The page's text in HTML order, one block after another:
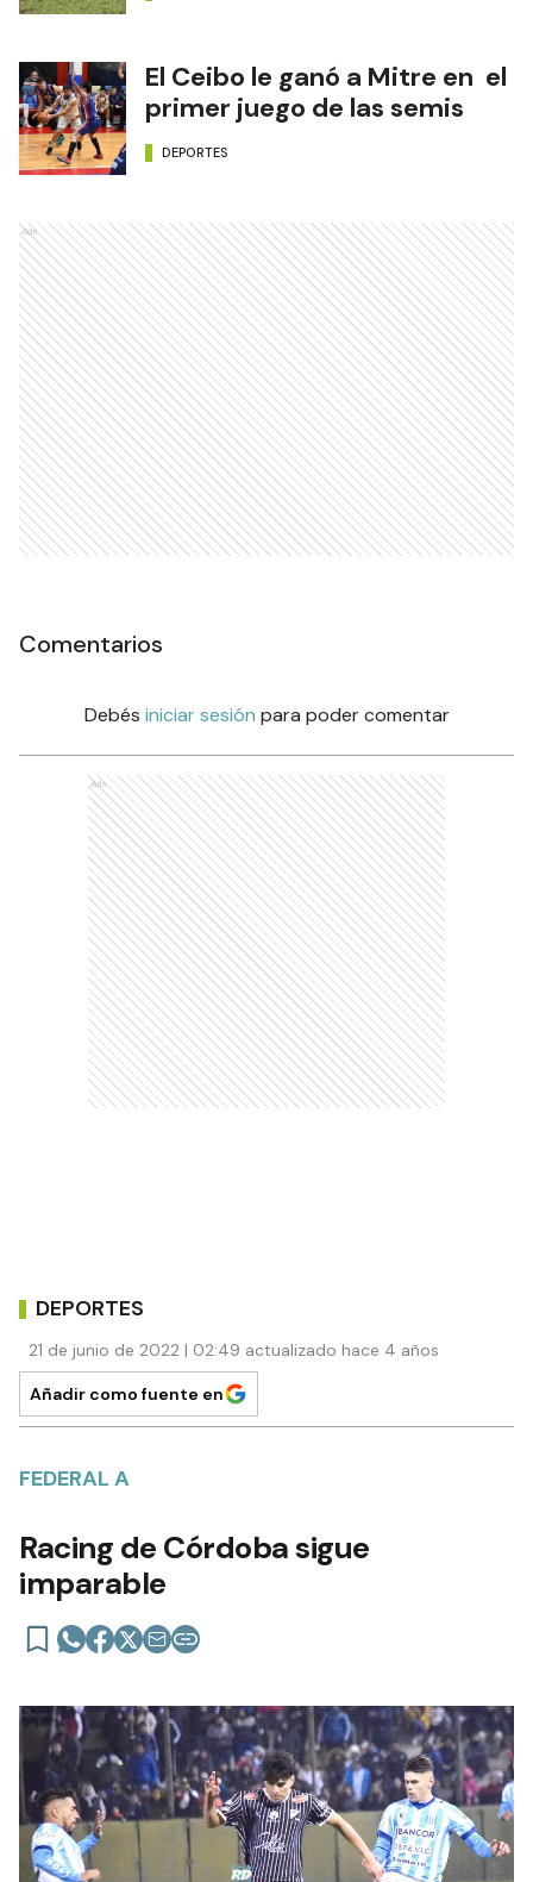
El Ceibo le ganó a Mitre en el
primer juego de las semis
DEPORTES
Ads
Comentarios
Debés iniciar sesión para poder comentar
Ads
DEPORTES
21 de junio de 2022 | 02:49 actualizado hace 4 años
Añadir como fuente en
FEDERAL A
Racing de Córdoba sigue
imparable